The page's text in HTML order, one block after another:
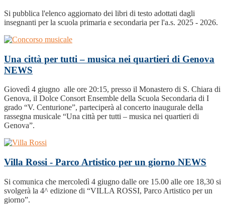
Si pubblica l'elenco aggiornato dei libri di testo adottati dagli
insegnanti per la scuola primaria e secondaria per l'a.s. 2025 - 2026.
Una città per tutti – musica nei quartieri di Genova
NEWS
Giovedì 4 giugno alle ore 20:15, presso il Monastero di S. Chiara di
Genova, il Dolce Consort Ensemble della Scuola Secondaria di I
grado “V. Centurione”, parteciperà al concerto inaugurale della
rassegna musicale “Una città per tutti – musica nei quartieri di
Genova”.
Villa Rossi - Parco Artistico per un giorno NEWS
Si comunica che mercoledì 4 giugno dalle ore 15.00 alle ore 18,30 si
svolgerà la 4^ edizione di “VILLA ROSSI, Parco Artistico per un
giorno”.